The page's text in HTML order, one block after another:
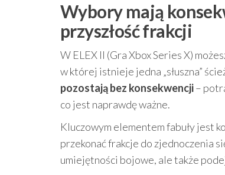
Wybory mają
przyszłość frakcji
W ELEX II (Gra Xbox Series X)
w której istnieje jedna „słuszna”
pozostają bez konsekwencji–
co jest naprawdę ważne.
Kluczowym elementem fabuły jest
przekonać frakcje do zjednoczenia
umiejętności bojowe, ale także